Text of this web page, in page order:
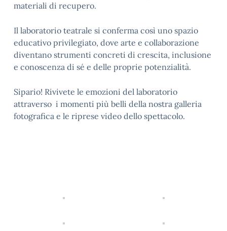
materiali di recupero.
Il laboratorio teatrale si conferma così uno spazio
educativo privilegiato, dove arte e collaborazione
diventano strumenti concreti di crescita, inclusione
e conoscenza di sé e delle proprie potenzialità.
Sipario! Rivivete le emozioni del laboratorio
attraverso i momenti più belli della nostra galleria
fotografica e le riprese video dello spettacolo.